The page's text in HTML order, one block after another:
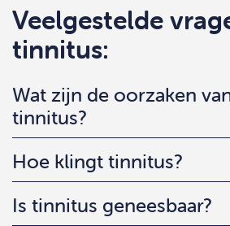
Veelgestelde
tinnitus:
Wat zijn de oorzaken
tinnitus?
Hoe klingt tinnitus?
Is tinnitus geneesbaar?